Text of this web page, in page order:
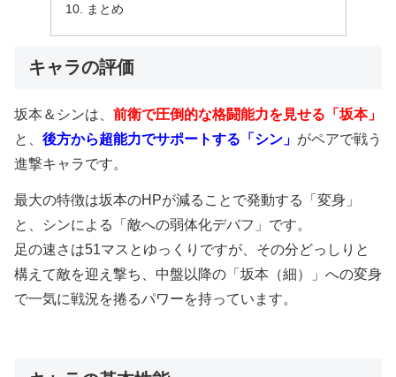
まとめ
キャラの評価
坂本＆シンは、 前衛で圧倒的な格闘能力を見せる「坂本」
と、 後方から超能力でサポートする「シン」 がペアで戦う
進撃キャラです。
最大の特徴は坂本のHPが減ることで発動する「変身」
と、シンによる「敵への弱体化デバフ」です。
足の速さは51マスとゆっくりですが、その分どっしりと
構えて敵を迎え撃ち、中盤以降の「坂本（細）」への変身
で一気に戦況を捲るパワーを持っています。